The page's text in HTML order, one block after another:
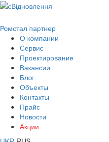
Ромстал партнер
О компании
Сервис
Проектирование
Вакансии
Блог
Объекты
Контакты
Прайс
Новости
Акции